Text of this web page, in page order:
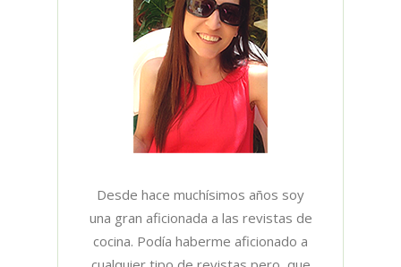
Desde hace muchísimos años soy
una gran aficionada a las revistas de
cocina. Podía haberme aficionado a